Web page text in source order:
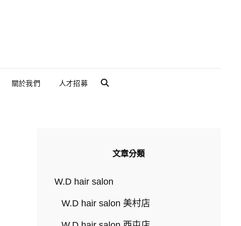
關於我們 人才招募
文章分類
W.D hair salon
W.D hair salon 美村店